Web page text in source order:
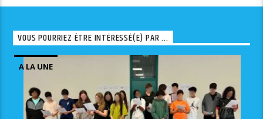
VOUS POURRIEZ ÊTRE INTÉRESSÉ(E) PAR ...
A LA UNE